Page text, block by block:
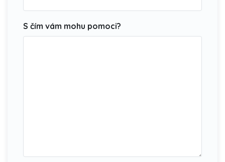
S čím vám mohu pomoci?